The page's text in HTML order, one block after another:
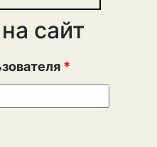
сайт
*